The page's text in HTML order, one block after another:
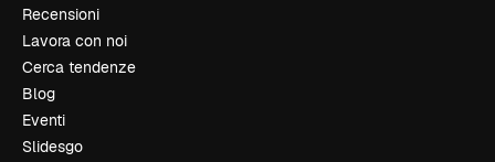
Recensioni
Lavora con noi
Cerca tendenze
Blog
Eventi
Slidesgo